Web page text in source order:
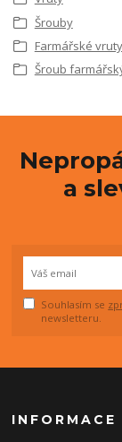
Šrouby
Farmářské
Šroub
a
Souhlasím se
newsletteru.